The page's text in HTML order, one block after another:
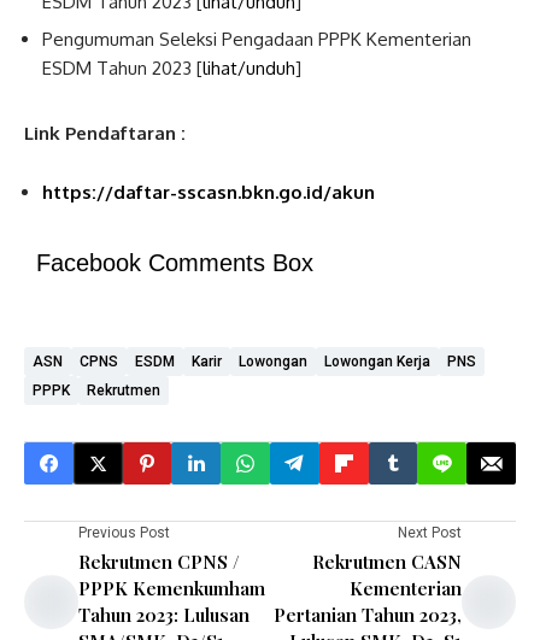
Pengumuman Seleksi Pengadaan PPPK Kementerian
ESDM Tahun 2023 [lihat/unduh]
Link Pendaftaran :
https://daftar-sscasn.bkn.go.id/akun
Facebook Comments Box
ASN CPNS ESDM Karir Lowongan Lowongan Kerja
PNS
PPPK
Rekrutmen
Previous Post
Rekrutmen CPNS /
PPPK Kemenkumham
Tahun 2023: Lulusan
Next Post
Rekrutmen CASN
Kementerian
Pertanian Tahun 2023,